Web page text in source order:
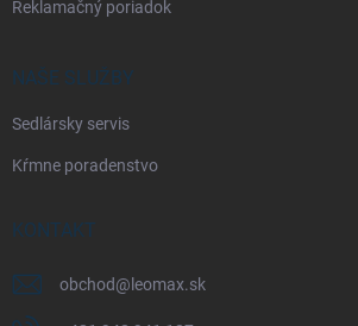
Reklamačný poriadok
NAŠE SLUŽBY
Sedlársky servis
Kŕmne poradenstvo
KONTAKT
obchod@ leomax.sk